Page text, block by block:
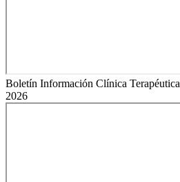
Boletín Información Clínica Terapéutica
2026